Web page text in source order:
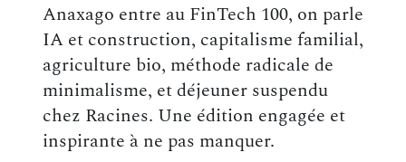
Anaxago entre au FinTech 100, on parle
IA et construction, capitalisme familial,
agriculture bio, méthode radicale de
minimalisme, et déjeuner suspendu
chez Racines. Une édition engagée et
inspirante à ne pas manquer.